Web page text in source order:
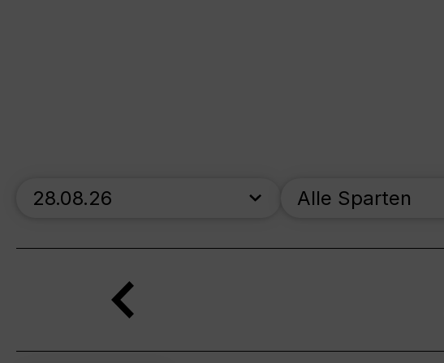
skip_calendar_timeline
Suche
Alle Sparten